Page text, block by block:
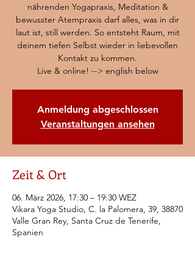
nährenden Yogapraxis, Meditation &
bewusster Atempraxis darf alles, was in dir
laut ist, still werden. So entsteht Raum, mit
deinem tiefen Selbst wieder in liebevollen
Kontakt zu kommen.
Live & online! --> english below
Anmeldung abgeschlossen
Veranstaltungen ansehen
Zeit & Ort
06. März 2026, 17:30 – 19:30 WEZ
Vikara Yoga Studio, C. la Palomera, 39, 38870
Valle Gran Rey, Santa Cruz de Tenerife,
Spanien